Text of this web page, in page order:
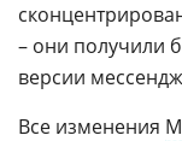
– они получили
версии
Все изменения